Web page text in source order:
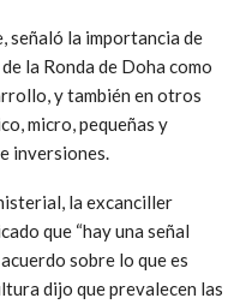
señaló la importancia de
la Ronda de Doha como
y también en otros
micro, pequeñas y
inversiones.
la excanciller
que “hay una señal
sobre lo que es
dijo que prevalecen las